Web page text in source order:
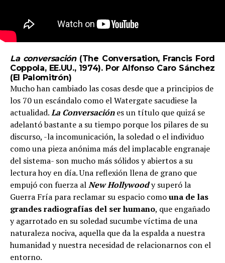
La conversación(The Conversation, Francis Ford
Coppola, EE.UU., 1974). Por Alfonso Caro Sánchez
(El Palomitrón)
Mucho han cambiado las cosas desde que a principios de
los 70 un escándalo como el Watergate sacudiese la
actualidad.La Conversaciónes un título que quizá se
adelantó bastante a su tiempo porque los pilares de su
discurso, -la incomunicación, la soledad o el individuo
como una pieza anónima más del implacable engranaje
del sistema- son mucho más sólidos y abiertos a su
lectura hoy en día. Una reflexión llena de grano que
empujó con fuerza alNew Hollywoody superó la
Guerra Fría para reclamar su espacio comouna de las
grandes radiografías del ser humano, que engañado
y agarrotado en su soledad sucumbe víctima de una
naturaleza nociva, aquella que da la espalda a nuestra
humanidad y nuestra necesidad de relacionarnos con el
entorno.